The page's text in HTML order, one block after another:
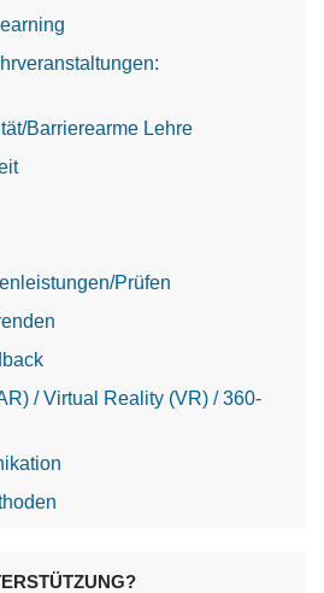
Barrierearme Lehre
Prüfen
/ Virtual Reality (VR) / 360-